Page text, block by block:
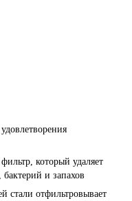
который удаляет
и запахов
отфильтровывает